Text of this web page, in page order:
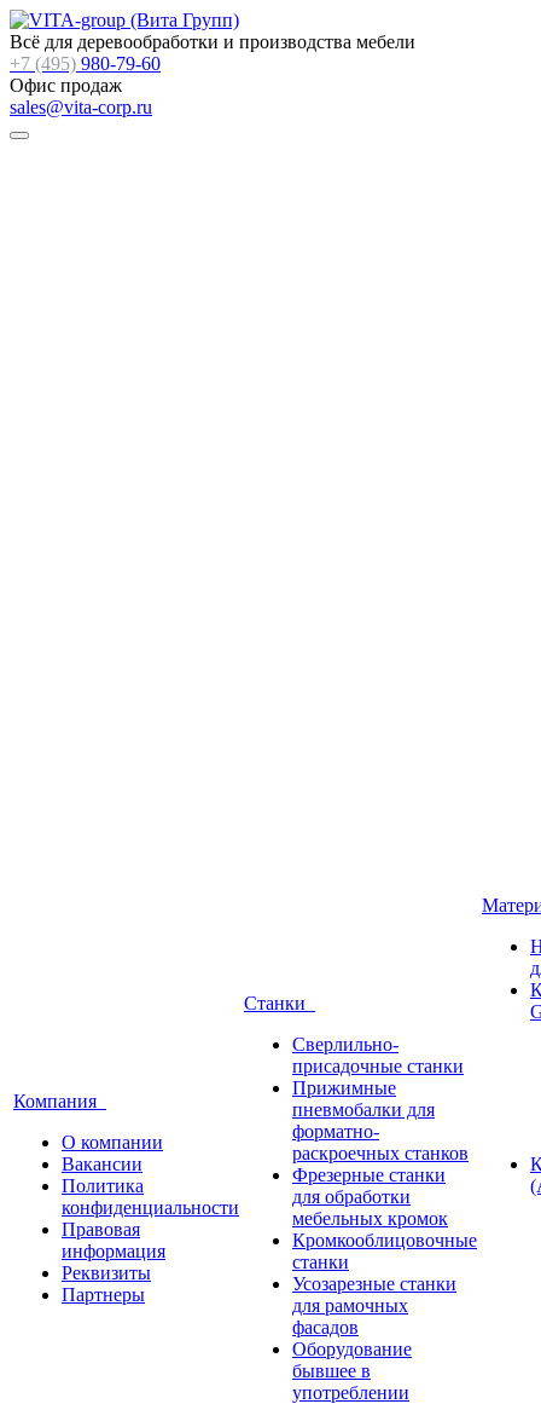
Всё для деревообработки и производства мебели
+7 (495) 980-79-60
Офис продаж
sales@vita-corp.ru
Компания
О компании
Вакансии
Политика
конфиденциальности
Правовая
информация
Реквизиты
Партнеры
Станки
Сверлильно-
присадочные станки
Прижимные
пневмобалки для
форматно-
раскроечных станков
Фрезерные станки
для обработки
мебельных кромок
Кромкооблицовочные
станки
Усозарезные станки
для рамочных
фасадов
Оборудование
бывшее в
употреблении